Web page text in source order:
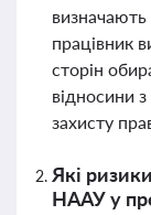
працівник
сторін
відносини
захисту
Які
НААУ у